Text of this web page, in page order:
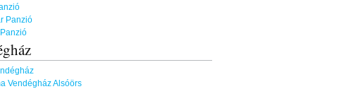
Panzió
Vendégház Alsóörs